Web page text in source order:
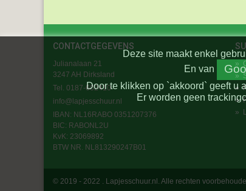
CONTACTGEGEVENS
Julianalaan 21
3247 AH Dirksland
Tel. 0187-602410
info@lapjesschuur.nl
IBAN: NL16RABO 0351207376
BIC: RABONL2U
KvK: 23069892
BTW NR. NL813290247B01
»
»
»
»
»
Deze site maakt enkel
En van
Door te klikken op `akkoord` geeft u
Er worden geen
© 2019 - 2022 . Lapjesschuur.nl. Alle rechten